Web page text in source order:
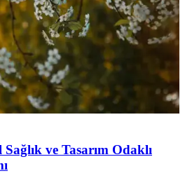
ve Tasarım Odaklı